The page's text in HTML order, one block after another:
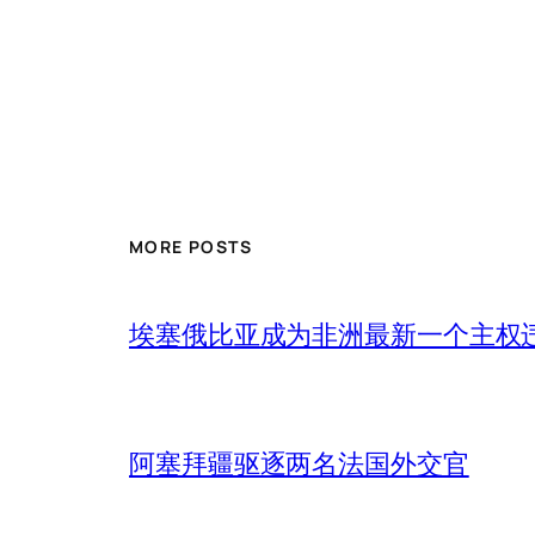
MORE POSTS
埃塞俄比亚成为非洲最新一个主权
阿塞拜疆驱逐两名法国外交官